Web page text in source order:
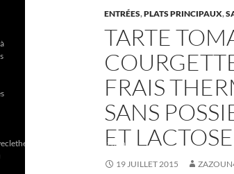
ENTRÉES,PLATS PRINCIPAUX,
TARTE
FRAIS
SANS
ET LACTOSE
19 JUILLET 2015